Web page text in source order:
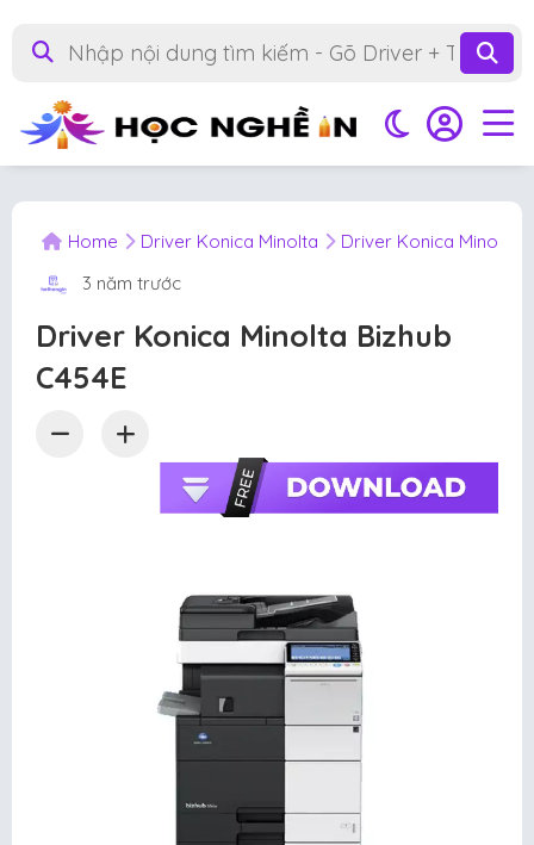
Home Driver Konica Minolta
Driver Konica Minolta
3 năm trước
Driver Konica Minolta Bizhub
C454E